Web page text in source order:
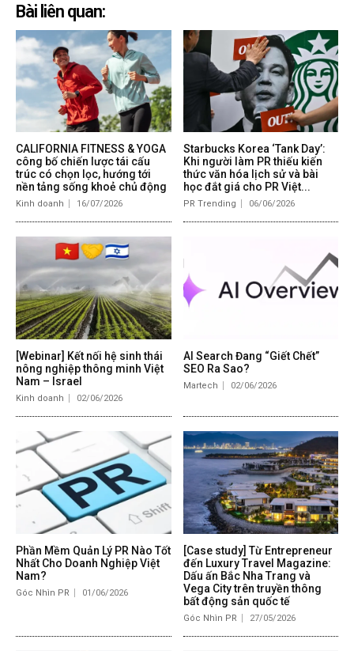
Bài liên quan:
CALIFORNIA FITNESS & YOGA
công bố chiến lược tái cấu
trúc có chọn lọc, hướng tới
nền tảng sống khoẻ chủ động
Kinh doanh 16/07/2026
Starbucks Korea ‘Tank Day’:
Khi người làm PR thiếu kiến
thức văn hóa lịch sử và bài
học đắt giá cho PR Việt...
PR Trending 06/06/2026
[Webinar] Kết nối hệ sinh thái
nông nghiệp thông minh Việt
Nam – Israel
Kinh doanh 02/06/2026
AI Search Đang “Giết Chết”
SEO Ra Sao?
Martech 02/06/2026
Phần Mềm Quản Lý PR Nào Tốt
Nhất Cho Doanh Nghiệp Việt
Nam?
Góc Nhìn PR 01/06/2026
[Case study] Từ Entrepreneur
đến Luxury Travel Magazine:
Dấu ấn Bắc Nha Trang và
Vega City trên truyền thông
bất động sản quốc tế
Góc Nhìn PR 27/05/2026